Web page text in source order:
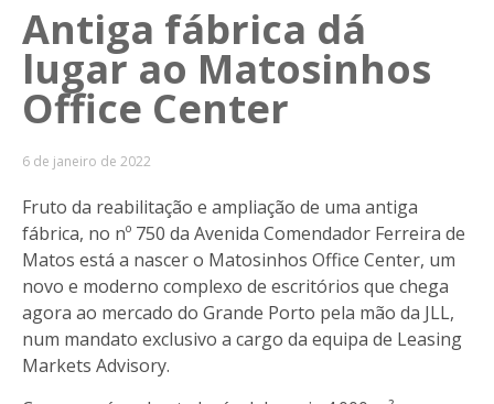
Antiga fábrica dá
lugar ao Matosinhos
Office Center
6 de janeiro de 2022
Fruto da reabilitação e ampliação de uma antiga
fábrica, no nº 750 da Avenida Comendador Ferreira de
Matos está a nascer o Matosinhos Office Center, um
novo e moderno complexo de escritórios que chega
agora ao mercado do Grande Porto pela mão da JLL,
num mandato exclusivo a cargo da equipa de Leasing
Markets Advisory.